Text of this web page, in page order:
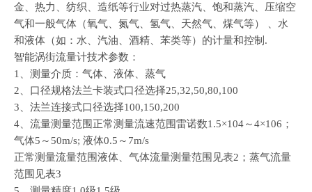
金、热力、纺织、造纸等行业对过热蒸汽、饱和蒸汽、压缩空
气和一般气体（氧气、氮气、氢气、天然气、煤气等） 、水
和液体（如：水、汽油、酒精、苯类等）的计量和控制.
智能涡街流量计技术参数：
1、测量介质：气体、液体、蒸气
2、口径规格法兰卡装式口径选择25,32,50,80,100
3、法兰连接式口径选择100,150,200
4、流量测量范围正常测量流速范围雷诺数1.5×104～4×106；
气体5～50m/s; 液体0.5～7m/s
正常测量流量范围液体、气体流量测量范围见表2；蒸气流量
范围见表3